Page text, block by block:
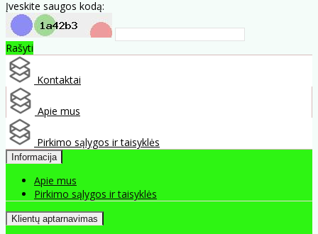
Įveskite saugos kodą:
Rašyti
Kontaktai
Apie mus
Pirkimo sąlygos ir taisyklės
Informacija
Apie mus
Pirkimo sąlygos ir taisyklės
Klientų aptarnavimas